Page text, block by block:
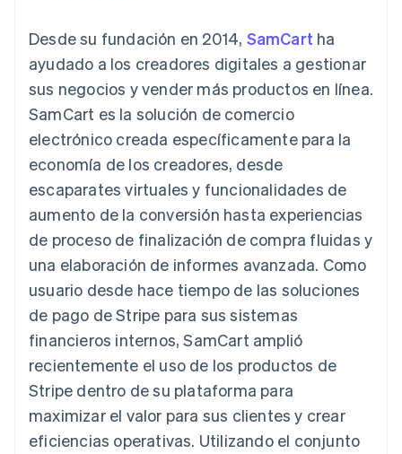
Acceso a más
Terminal
Pagos en
Authorization
Boost
de aceptación
Link
Proceso de
compra
acelerado
Financial
Connections
Datos de ctas.
financieras
contable
Stripe Sigma
Informes
personalizados
Data Pipeline
Sincronización
de datos
Compras de
criptomoneda
integrables
Más
Ver lo que viene
Radar
Prevención de fraude
SaaS
Por sector
Empresas de IA
Economía de los
creadores
Hostelería, viajes y ocio
Medios de
comunicación y
entretenimiento
Organizaciones sin
fines de lucro
Servicios
profesionales
Sector público
Minorista
Ofrecer cobro por
consumo
respaldadas por
monedas estables
Aprovisiona y gestiona
servicios con agentes
Recursos
aplicaciones
Ejemplos de código
Blog de
desarrolladores
Estado de la API
Hoja de ruta del
producto
Conferencia anual
Sessions
Empleos
Sala de prensa
Stripe Press
Contacta con ventas
Conviértete en socio
Desde su fundación en 2014, SamCart ha
ayudado a los creadores digitales a gestionar
sus negocios y vender más productos en línea.
SamCart es la solución de comercio
electrónico creada específicamente para la
economía de los creadores, desde
escaparates virtuales y funcionalidades de
aumento de la conversión hasta experiencias
de proceso de finalización de compra fluidas y
una elaboración de informes avanzada. Como
usuario desde hace tiempo de las soluciones
de pago de Stripe para sus sistemas
financieros internos, SamCart amplió
recientemente el uso de los productos de
Stripe dentro de su plataforma para
maximizar el valor para sus clientes y crear
eficiencias operativas. Utilizando el conjunto